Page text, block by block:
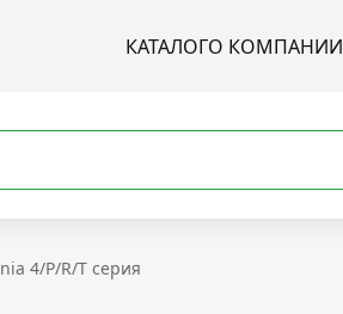
КАТАЛОГО КОМПАНИИ
4/P/R/T серия